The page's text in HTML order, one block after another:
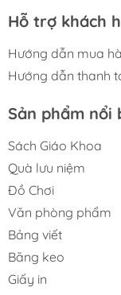
Sử dụng cho:
Một chiếc cặp
học mới, giúp bạn
Hỗ trợ khách
Hướng dẫn mua
Hướng dẫn thanh
Sản phẩm nổi
Sách Giáo Khoa
Quà lưu niệm
Đồ Chơi
Văn phòng phẩm
Bảng viết
Băng keo
Giấy in